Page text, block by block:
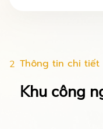
2 Thông tin chi tiết
Khu công